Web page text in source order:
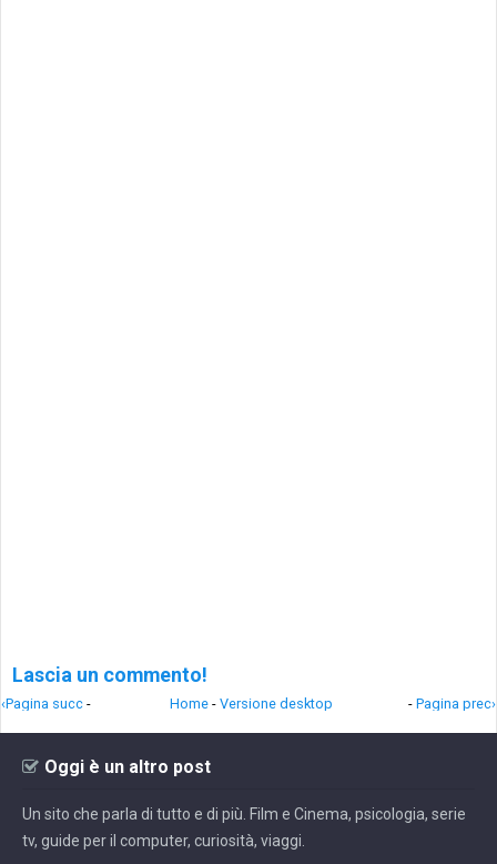
Lascia un commento!
‹Pagina succ - - Pagina prec›
Home - Versione desktop
Oggi è un altro post
Un sito che parla di tutto e di più. Film e Cinema, psicologia, serie
tv, guide per il computer, curiosità, viaggi.